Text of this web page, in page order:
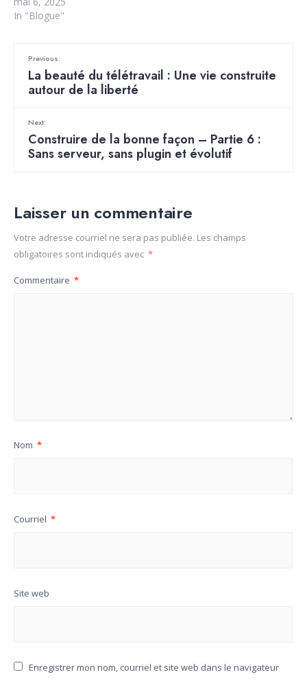
In "Blogue"
Previous:
La beauté du télétravail : Une vie construite
autour de la liberté
Next:
Construire de la bonne façon – Partie 6 :
Sans serveur, sans plugin et évolutif
Laisser un commentaire
Votre adresse courriel ne sera pas publiée. Les champs
obligatoires sont indiqués avec *
Commentaire *
Nom *
Courriel *
Site web
Enregistrer mon nom, courriel et site web dans le navigateur